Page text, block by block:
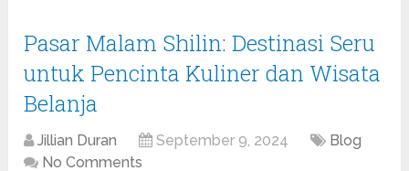
Pasar Malam Shilin: Destinasi Seru
untuk Pencinta Kuliner dan Wisata
Belanja
Jillian Duran September 9, 2024
Blog
No Comments